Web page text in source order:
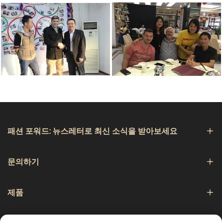
패션 포워드: 뉴스레터로 최신 소식을 받아보세요
문의하기
제품